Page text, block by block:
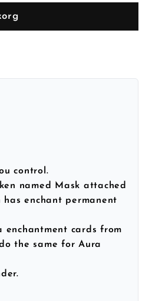
control.
named Mask attached
enchant permanent
enchantment cards from
the same for Aura